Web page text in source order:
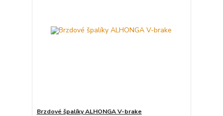
Brzdové špalíky ALHONGA V-brake